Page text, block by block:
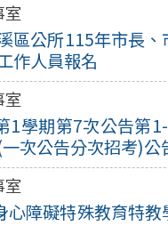
室
區公所115年市長、
作人員報名
室
1學期第7次公告第
次公告分次招考)公
室
心障礙特殊教育特教